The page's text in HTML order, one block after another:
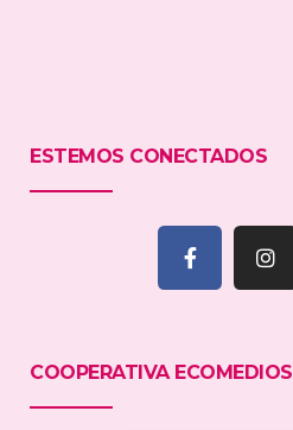
ESTEMOS CONECTADOS
COOPERATIVA ECOMEDIOS